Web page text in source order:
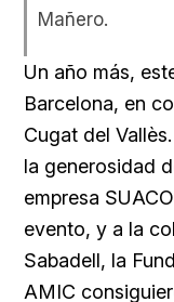
Mañero.
Un año más,
Barcelona, en
Cugat del
la generosidad
empresa
evento, y a la
Sabadell, la
AMIC